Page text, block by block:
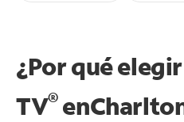
¿Por qué
TV®en